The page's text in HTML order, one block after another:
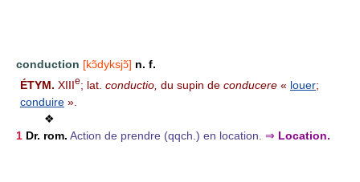
conduction [kɔ̃dyksjɔ̃] n. f.
ÉTYM. XIIIe; lat. conductio, du supin de conducere « louer;
conduire ».
❖
1 Dr. rom. Action de prendre (qqch.) en location. ⇒ Location.